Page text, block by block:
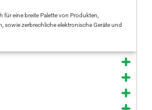
für eine breite Palette von Produkten,
sowie zerbrechliche elektronische Geräte und